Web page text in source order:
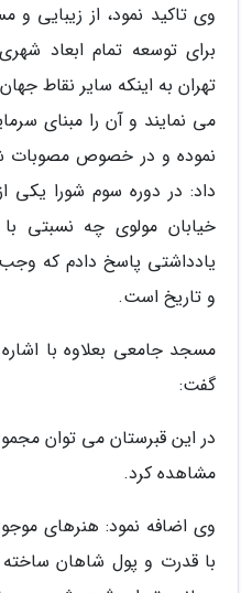
وی تاکید نمود، از زیبایی
برای توسعه تمام ابعاد
تهران به اینکه سایر نقاط
می نمایند و آن را مبنای
نموده و در خصوص مصوبات
داد: در دوره سوم شورا یکی
خیابان مولوی چه نسبتی
یادداشتی پاسخ دادم که
و تاریخ است.
مسجد جامعی بعلاوه با اشاره
گفت:
مشاهده کرد.
وی اضافه نمود: هنرهای
با قدرت و پول شاهان ساخته